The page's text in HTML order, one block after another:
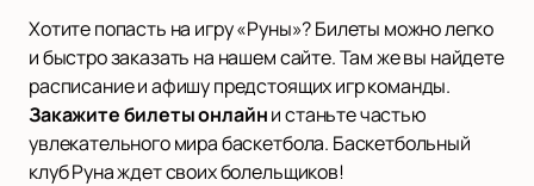
Хотите попасть на игру «Руны»? Билеты можно легко
и быстро заказать на нашем сайте. Там же вы найдете
расписание и афишу предстоящих игр команды.
Закажите билеты онлайни станьте частью
увлекательного мирa баскетбола. Баскетбольный
клуб Руна ждет своих болельщиков!